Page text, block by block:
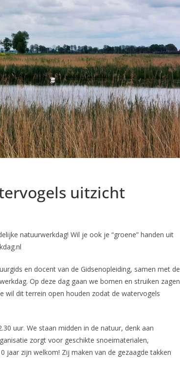
uitzicht
natuurwerkdag! Wil je ook je “groene” handen uit
en docent van de Gidsenopleiding, samen met de
Op deze dag gaan we bomen en struiken zagen
wil dit terrein open houden zodat de watervogels
uur. We staan midden in de natuur, denk aan
zorgt voor geschikte snoeimaterialen,
jaar zijn welkom! Zij maken van de gezaagde takken